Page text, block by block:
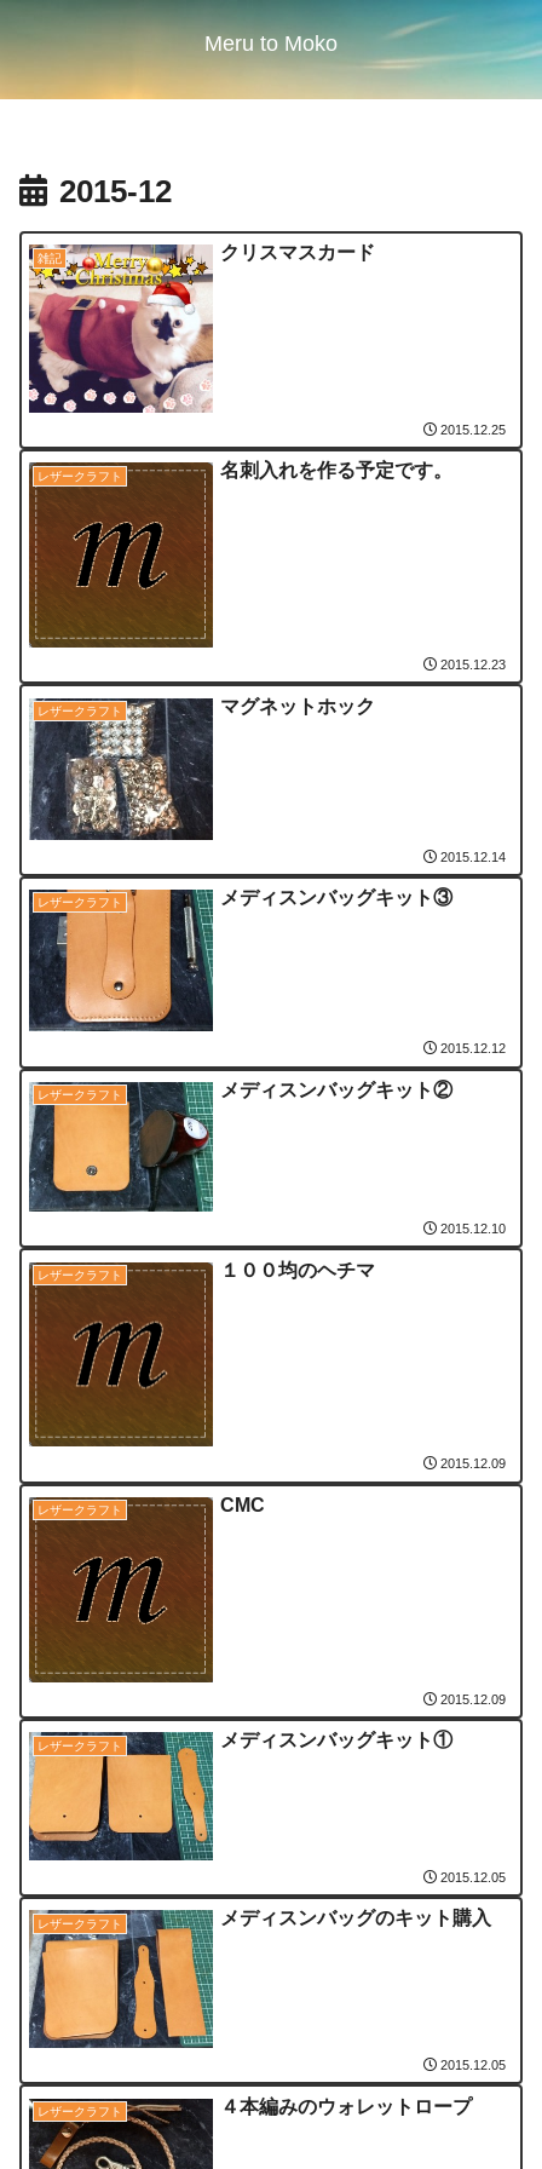
Meru to Moko
2015-12
雑記 クリスマスカード
2015.12.25
レザークラフト 名刺入れを作る予定です。
2015.12.23
レザークラフト マグネットホック
2015.12.14
レザークラフト メディスンバッグキット③
2015.12.12
レザークラフト メディスンバッグキット②
2015.12.10
レザークラフト １００均のヘチマ
2015.12.09
レザークラフト CMC
2015.12.09
レザークラフト メディスンバッグキット①
2015.12.05
レザークラフト メディスンバッグのキット購入
2015.12.05
レザークラフト ４本編みのウォレットロープ